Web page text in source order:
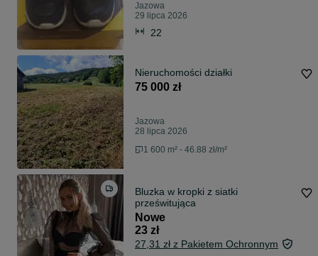
Jazowa
29 lipca 2026
22
Nieruchomości działki
75 000 zł
Jazowa
28 lipca 2026
1 600 m² - 46.88 zł/m²
Bluzka w kropki z siatki
prześwitująca
Nowe
23 zł
27,31 zł z Pakietem Ochronnym